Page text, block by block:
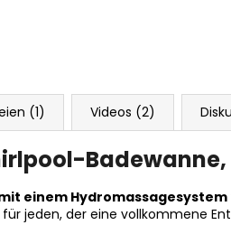
(1) Videos (2)
mit einem Hydromassagesystem
jeden, der eine vollkommene